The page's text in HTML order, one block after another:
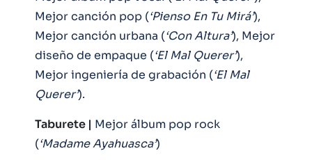
Mejor canción pop (‘Pienso En Tu Mirá’),
Mejor canción urbana (‘Con Altura’), Mejor
diseño de empaque (‘El Mal Querer’),
Mejor ingeniería de grabación (‘El Mal
Querer’).
Taburete | Mejor álbum pop rock
(‘Madame Ayahuasca’)